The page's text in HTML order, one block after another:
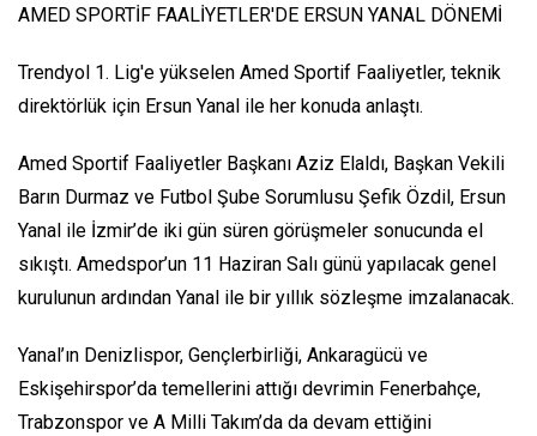
AMED SPORTİF FAALİYETLER'DE ERSUN YANAL DÖNEMİ
Trendyol 1. Lig'e yükselen Amed Sportif Faaliyetler, teknik
direktörlük için Ersun Yanal ile her konuda anlaştı.
Amed Sportif Faaliyetler Başkanı Aziz Elaldı, Başkan Vekili
Barın Durmaz ve Futbol Şube Sorumlusu Şefik Özdil, Ersun
Yanal ile İzmir’de iki gün süren görüşmeler sonucunda el
sıkıştı. Amedspor’un 11 Haziran Salı günü yapılacak genel
kurulunun ardından Yanal ile bir yıllık sözleşme imzalanacak.
Yanal’ın Denizlispor, Gençlerbirliği, Ankaragücü ve
Eskişehirspor’da temellerini attığı devrimin Fenerbahçe,
Trabzonspor ve A Milli Takım’da da devam ettiğini